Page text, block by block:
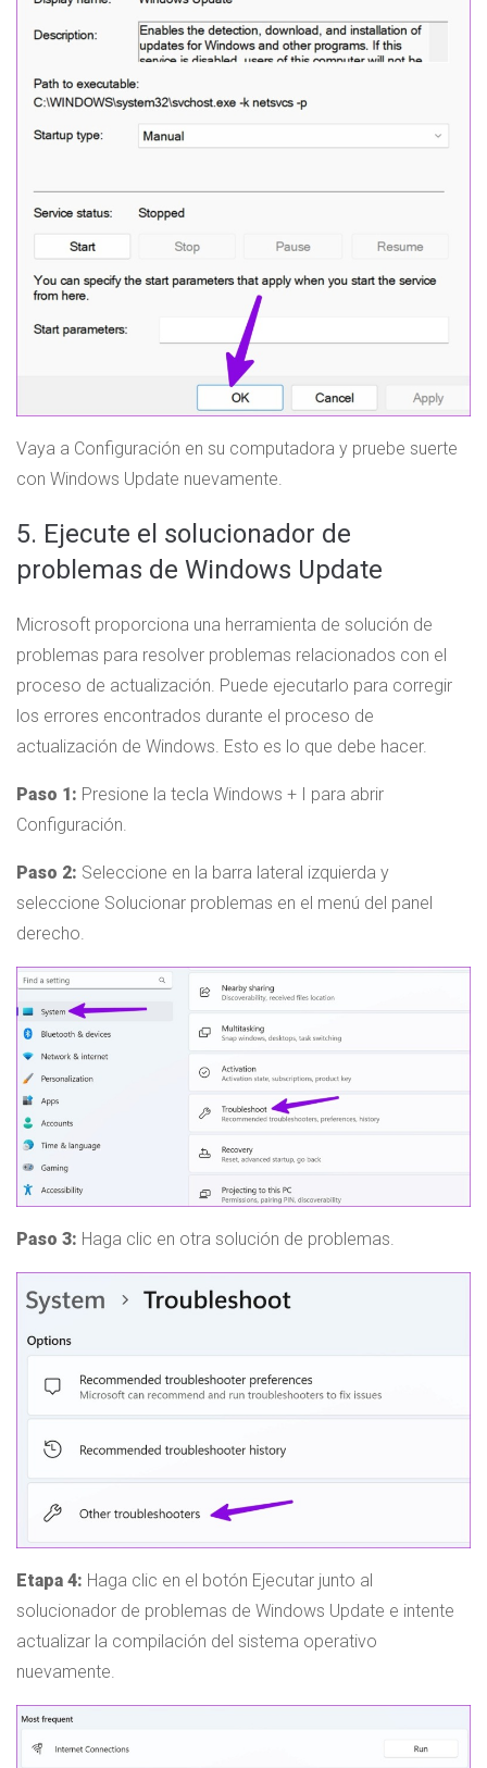
Vaya a Configuración en su computadora y pruebe suerte
con Windows Update nuevamente.
5. Ejecute el solucionador de
problemas de Windows Update
Microsoft proporciona una herramienta de solución de
problemas para resolver problemas relacionados con el
proceso de actualización. Puede ejecutarlo para corregir
los errores encontrados durante el proceso de
actualización de Windows. Esto es lo que debe hacer.
Paso 1: Presione la tecla Windows + I para abrir
Configuración.
Paso 2: Seleccione en la barra lateral izquierda y
seleccione Solucionar problemas en el menú del panel
derecho.
Paso 3: Haga clic en otra solución de problemas.
Etapa 4: Haga clic en el botón Ejecutar junto al
solucionador de problemas de Windows Update e intente
actualizar la compilación del sistema operativo
nuevamente.